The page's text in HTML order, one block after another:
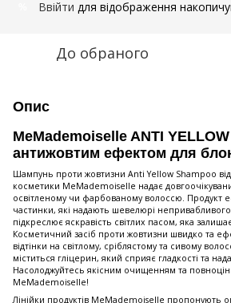
Ввійти для відображення
До обраного
Опис
MeMademoiselle ANTI
антижовтим ефектом для
Шампунь проти жовтизни Anti Yellow Shampoo
косметики MeMademoiselle надає
освітленому чи фарбованому волоссю. Продукт
частинки, які надають шевелюрі непривабливого
підкреслює яскравість світлих пасом, яка
Косметичний засіб проти жовтизни швидко та
відтінки на світлому, сріблястому та сивому
міститься гліцерин, який сприяє гладкості та
Насолоджуйтесь якісним очищенням та
MeMademoiselle!
Лінійки продуктів MeMademoiselle пропонують